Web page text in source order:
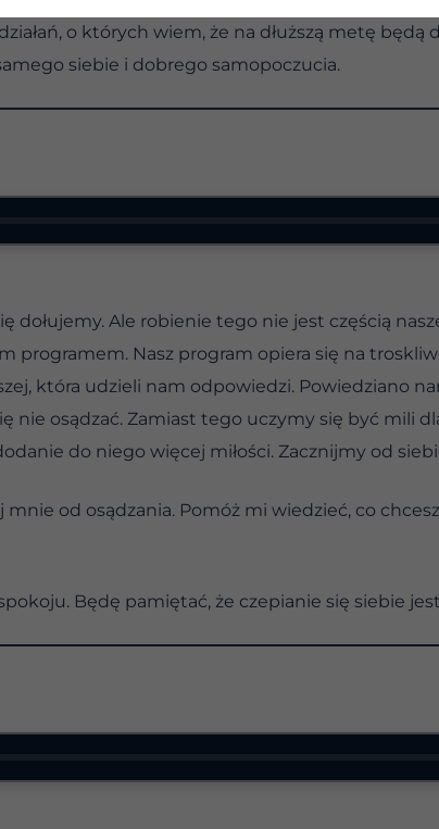
o których wiem, że na dłuższą metę będą
siebie i dobrego samopoczucia.
dołujemy. Ale robienie tego nie jest częścią
programem. Nasz program opiera się na
która udzieli nam odpowiedzi. Powiedziano
nie osądzać. Zamiast tego uczymy się być mili
do niego więcej miłości. Zacznijmy od
mnie od osądzania. Pomóż mi wiedzieć, co
Będę pamiętać, że czepianie się siebie